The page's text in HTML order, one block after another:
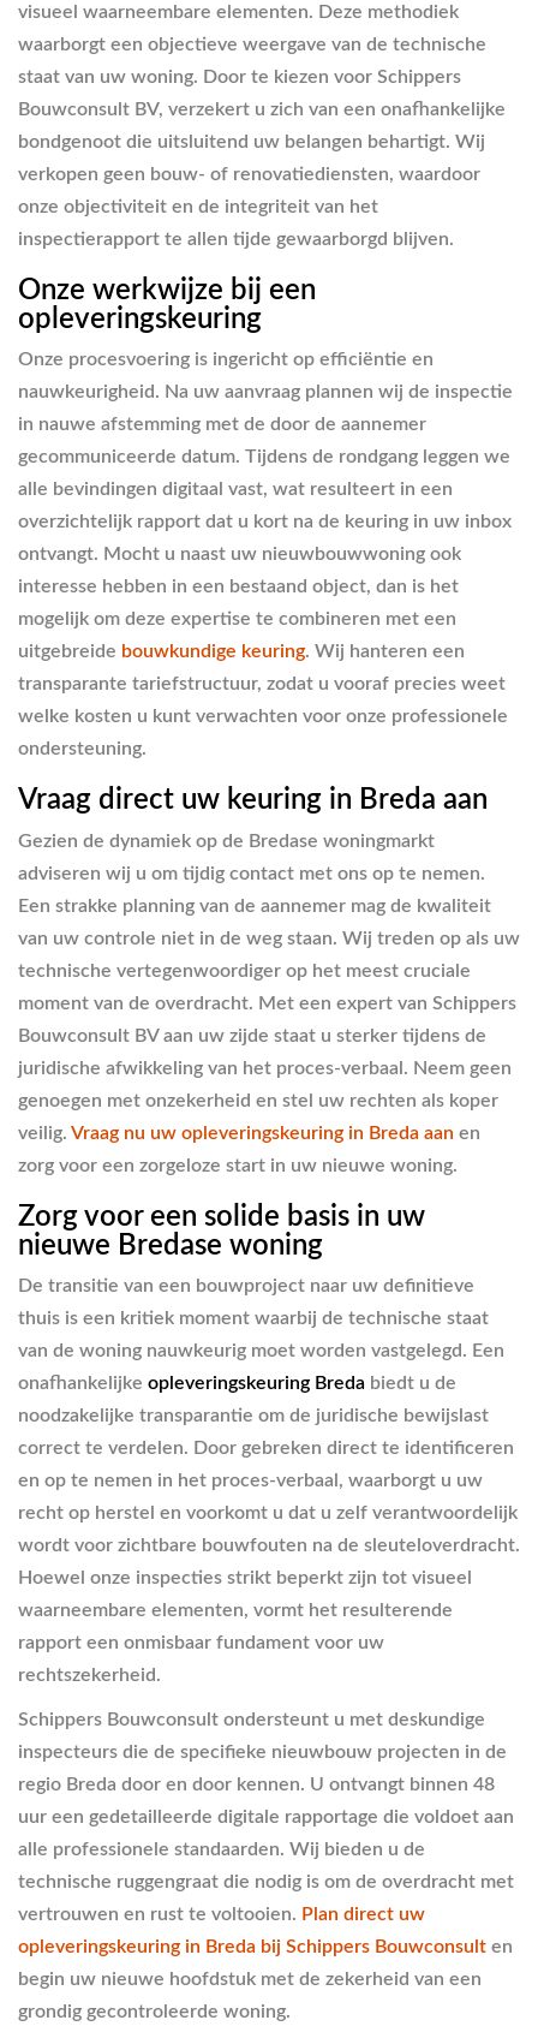
visueel waarneembare elementen. Deze methodiek
waarborgt een objectieve weergave van de technische
staat van uw woning. Door te kiezen voor Schippers
Bouwconsult BV, verzekert u zich van een onafhankelijke
bondgenoot die uitsluitend uw belangen behartigt. Wij
verkopen geen bouw- of renovatiediensten, waardoor
onze objectiviteit en de integriteit van het
inspectierapport te allen tijde gewaarborgd blijven.
Onze werkwijze bij een
opleveringskeuring
Onze procesvoering is ingericht op efficiëntie en
nauwkeurigheid. Na uw aanvraag plannen wij de inspectie
in nauwe afstemming met de door de aannemer
gecommuniceerde datum. Tijdens de rondgang leggen we
alle bevindingen digitaal vast, wat resulteert in een
overzichtelijk rapport dat u kort na de keuring in uw inbox
ontvangt. Mocht u naast uw nieuwbouwwoning ook
interesse hebben in een bestaand object, dan is het
mogelijk om deze expertise te combineren met een
uitgebreide bouwkundige keuring. Wij hanteren een
transparante tariefstructuur, zodat u vooraf precies weet
welke kosten u kunt verwachten voor onze professionele
ondersteuning.
Vraag direct uw keuring in Breda aan
Gezien de dynamiek op de Bredase woningmarkt
adviseren wij u om tijdig contact met ons op te nemen.
Een strakke planning van de aannemer mag de kwaliteit
van uw controle niet in de weg staan. Wij treden op als uw
technische vertegenwoordiger op het meest cruciale
moment van de overdracht. Met een expert van Schippers
Bouwconsult BV aan uw zijde staat u sterker tijdens de
juridische afwikkeling van het proces-verbaal. Neem geen
genoegen met onzekerheid en stel uw rechten als koper
veilig. Vraag nu uw opleveringskeuring in Breda aan en
zorg voor een zorgeloze start in uw nieuwe woning.
Zorg voor een solide basis in uw
nieuwe Bredase woning
De transitie van een bouwproject naar uw definitieve
thuis is een kritiek moment waarbij de technische staat
van de woning nauwkeurig moet worden vastgelegd. Een
onafhankelijke opleveringskeuring Breda biedt u de
noodzakelijke transparantie om de juridische bewijslast
correct te verdelen. Door gebreken direct te identificeren
en op te nemen in het proces-verbaal, waarborgt u uw
recht op herstel en voorkomt u dat u zelf verantwoordelijk
wordt voor zichtbare bouwfouten na de sleuteloverdracht.
Hoewel onze inspecties strikt beperkt zijn tot visueel
waarneembare elementen, vormt het resulterende
rapport een onmisbaar fundament voor uw
rechtszekerheid.
Schippers Bouwconsult ondersteunt u met deskundige
inspecteurs die de specifieke nieuwbouw projecten in de
regio Breda door en door kennen. U ontvangt binnen 48
uur een gedetailleerde digitale rapportage die voldoet aan
alle professionele standaarden. Wij bieden u de
technische ruggengraat die nodig is om de overdracht met
vertrouwen en rust te voltooien. Plan direct uw
opleveringskeuring in Breda bij Schippers Bouwconsult en
begin uw nieuwe hoofdstuk met de zekerheid van een
grondig gecontroleerde woning.